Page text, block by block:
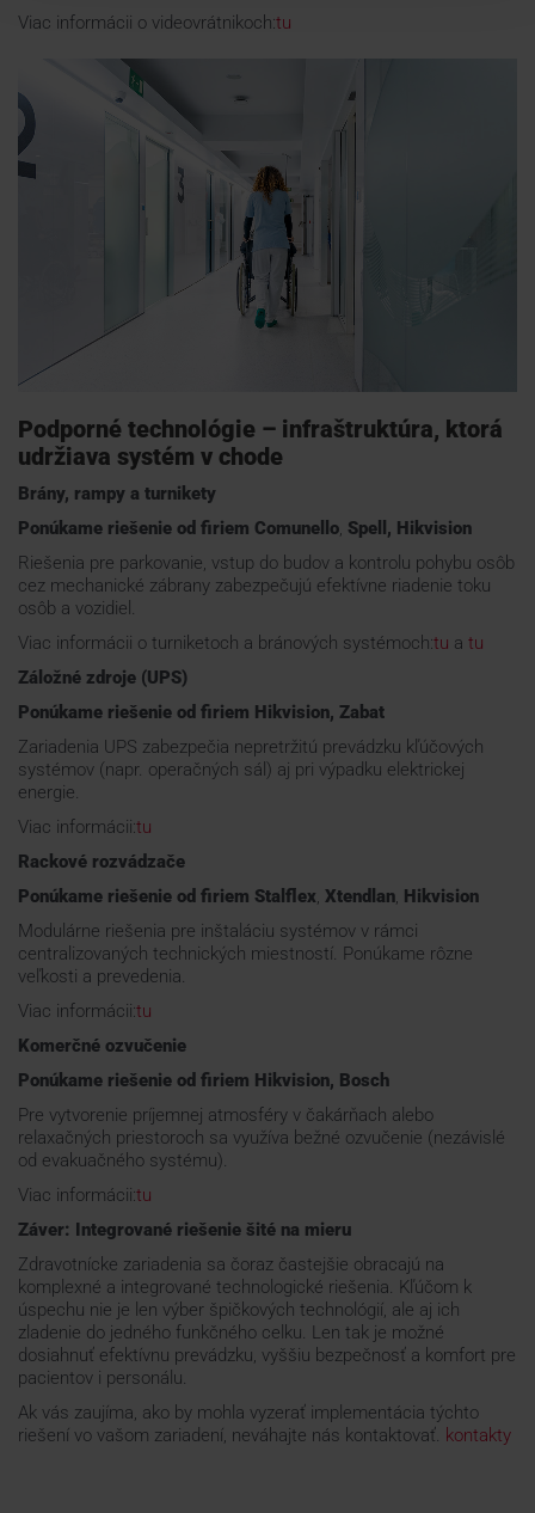
Viac informácii o videovrátnikoch:tu
Podporné technológie – infraštruktúra, ktorá
udržiava systém v chode
Brány, rampy a turnikety
Ponúkame riešenie od firiem Comunello, Spell, Hikvision
Riešenia pre parkovanie, vstup do budov a kontrolu pohybu osôb
cez mechanické zábrany zabezpečujú efektívne riadenie toku
osôb a vozidiel.
Viac informácii o turniketoch a bránových systémoch:tu a tu
Záložné zdroje (UPS)
Ponúkame riešenie od firiem Hikvision, Zabat
Zariadenia UPS zabezpečia nepretržitú prevádzku kľúčových
systémov (napr. operačných sál) aj pri výpadku elektrickej
energie.
Viac informácii:tu
Rackové rozvádzače
Ponúkame riešenie od firiem Stalflex, Xtendlan, Hikvision
Modulárne riešenia pre inštaláciu systémov v rámci
centralizovaných technických miestností. Ponúkame rôzne
veľkosti a prevedenia.
Viac informácii:tu
Komerčné ozvučenie
Ponúkame riešenie od firiem Hikvision, Bosch
Pre vytvorenie príjemnej atmosféry v čakárňach alebo
relaxačných priestoroch sa využíva bežné ozvučenie (nezávislé
od evakuačného systému).
Viac informácii:tu
Záver: Integrované riešenie šité na mieru
Zdravotnícke zariadenia sa čoraz častejšie obracajú na
komplexné a integrované technologické riešenia. Kľúčom k
úspechu nie je len výber špičkových technológií, ale aj ich
zladenie do jedného funkčného celku. Len tak je možné
dosiahnuť efektívnu prevádzku, vyššiu bezpečnosť a komfort pre
pacientov i personálu.
Ak vás zaujíma, ako by mohla vyzerať implementácia týchto
riešení vo vašom zariadení, neváhajte nás kontaktovať. kontakty